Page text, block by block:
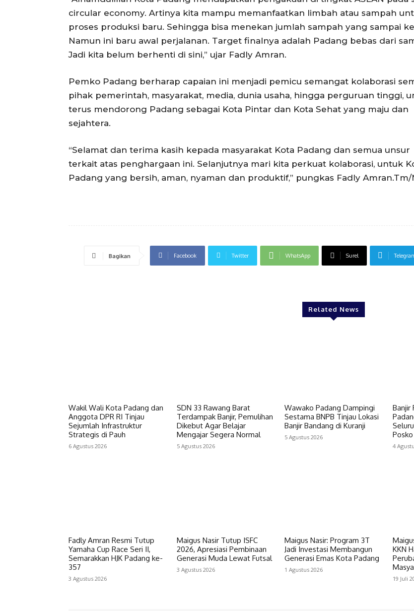
circular economy. Artinya kita mampu memanfaatkan limbah atau sampah
proses produksi baru. Sehingga bisa menekan jumlah sampah yang sampai
Namun ini baru awal perjalanan. Target finalnya adalah Padang bebas dari
Jadi kita belum berhenti di sini,” ujar Fadly Amran.
Pemko Padang berharap capaian ini menjadi pemicu semangat kolaborasi
pihak pemerintah, masyarakat, media, dunia usaha, hingga perguruan tinggi,
terus mendorong Padang sebagai Kota Pintar dan Kota Sehat yang maju dan
sejahtera.
“Selamat dan terima kasih kepada masyarakat Kota Padang dan semua unsur
terkait atas penghargaan ini. Selanjutnya mari kita perkuat kolaborasi, untuk
Padang yang bersih, aman, nyaman dan produktif,” pungkas Fadly Amran.Tm/
Bagikan Facebook Twitter WhatsApp Surel
Related News
Wakil Wali Kota Padang dan
Anggota DPR RI Tinjau
Sejumlah Infrastruktur
Strategis di Pauh
6 Agustus 2026
SDN 33 Rawang Barat
Terdampak Banjir, Pemulihan
Dikebut Agar Belajar
Mengajar Segera Normal
5 Agustus 2026
Wawako Padang Dampingi
Sestama BNPB Tinjau Lokasi
Banjir Bandang di Kuranji
5 Agustus 2026
Banjir
4
Fadly Amran Resmi Tutup
Yamaha Cup Race Seri II,
Semarakkan HJK Padang ke-
357
3 Agustus 2026
Maigus Nasir Tutup ISFC
2026, Apresiasi Pembinaan
Generasi Muda Lewat Futsal
3 Agustus 2026
Maigus Nasir: Program 3T
Jadi Investasi Membangun
Generasi Emas Kota Padang
1 Agustus 2026
KKN
19 Juli